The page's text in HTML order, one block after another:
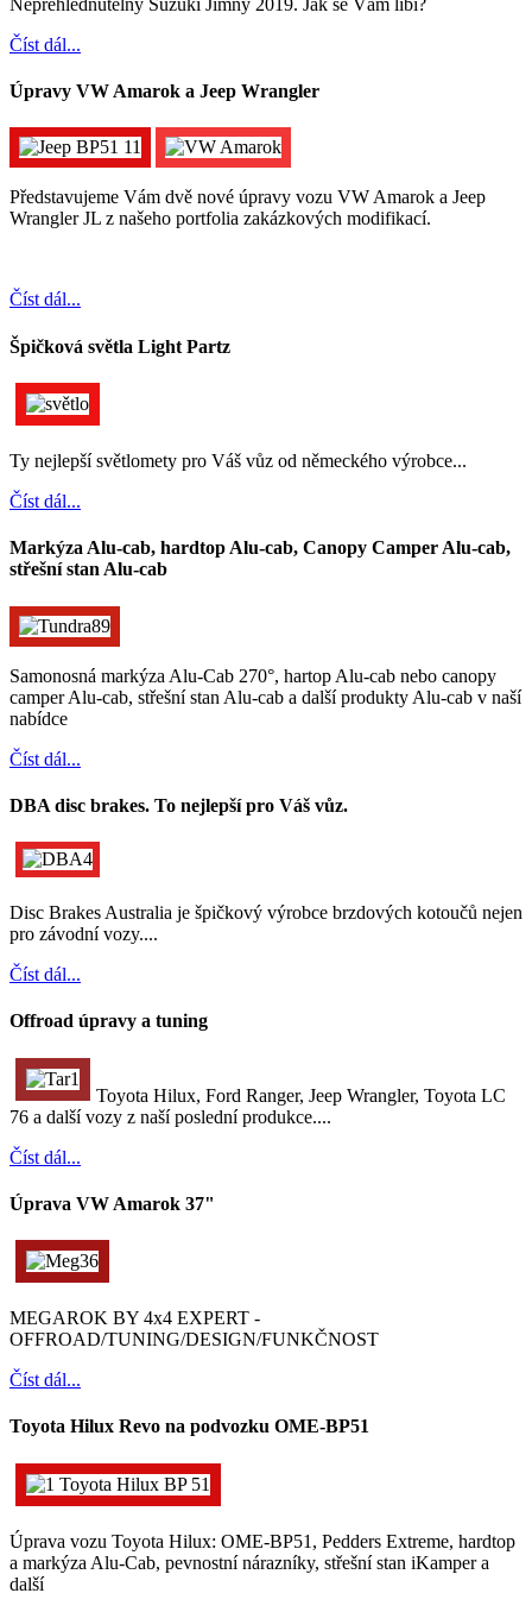
Nepřehlédnutelný Suzuki Jimny 2019. Jak se Vám líbí?
Číst dál...
Úpravy VW Amarok a Jeep Wrangler
Představujeme Vám dvě nové úpravy vozu VW Amarok a Jeep
Wrangler JL z našeho portfolia zakázkových modifikací.
Číst dál...
Špičková světla Light Partz
Ty nejlepší světlomety pro Váš vůz od německého výrobce...
Číst dál...
Markýza Alu-cab, hardtop Alu-cab, Canopy Camper Alu-cab,
střešní stan Alu-cab
Samonosná markýza Alu-Cab 270°, hartop Alu-cab nebo canopy
camper Alu-cab, střešní stan Alu-cab a další produkty Alu-cab v naší
nabídce
Číst dál...
DBA disc brakes. To nejlepší pro Váš vůz.
Disc Brakes Australia je špičkový výrobce brzdových kotoučů nejen
pro závodní vozy....
Číst dál...
Offroad úpravy a tuning
Toyota Hilux, Ford Ranger, Jeep Wrangler, Toyota LC
76 a další vozy z naší poslední produkce....
Číst dál...
Úprava VW Amarok 37"
MEGAROK BY 4x4 EXPERT -
OFFROAD/TUNING/DESIGN/FUNKČNOST
Číst dál...
Toyota Hilux Revo na podvozku OME-BP51
Úprava vozu Toyota Hilux: OME-BP51, Pedders Extreme, hardtop
a markýza Alu-Cab, pevnostní nárazníky, střešní stan iKamper a
další